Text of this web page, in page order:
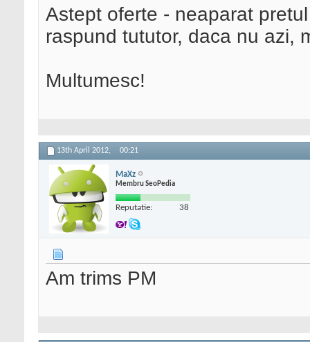
Astept oferte - neaparat
raspund tututor, daca nu azi,
Multumesc!
13th April 2012, 00:21
MaXz
Membru SeoPedia
Reputatie: 38
Am trims PM